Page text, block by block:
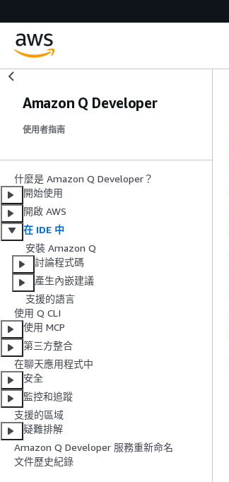
Amazon Q Developer
使用者指南
什麼是 Amazon Q Developer？
開始使用
開啟 AWS
在 IDE 中
安裝 Amazon Q
討論程式碼
產生內嵌建議
支援的語言
使用 Q CLI
使用 MCP
第三方整合
在聊天應用程式中
安全
監控和追蹤
支援的區域
疑難排解
Amazon Q Developer 服務重新命名
文件歷史紀錄